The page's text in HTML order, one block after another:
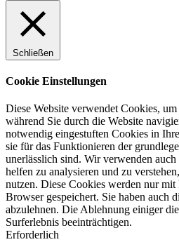
Schließen
Cookie Einstellungen
Diese Website verwendet Cookies,
während Sie durch die Website
notwendig eingestuften Cookies in
sie für das Funktionieren der
unerlässlich sind. Wir verwenden
helfen zu analysieren und zu
nutzen. Diese Cookies werden nur
Browser gespeichert. Sie haben auch
abzulehnen. Die Ablehnung einiger
Surferlebnis beeinträchtigen.
Erforderlich